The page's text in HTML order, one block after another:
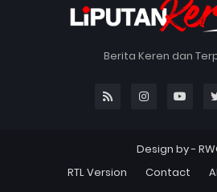
Berita Keren dan
Design by -
Contact
RTL Version